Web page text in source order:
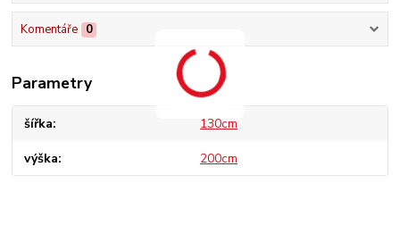
Komentáře 0
Parametry
šířka 130cm
výška 200cm